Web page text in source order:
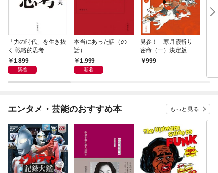
「力の時代」を生き抜
く 戦略的思考
1,899
新着
本当にあった話（の
話）
1,999
新着
見参！ 寒月霞斬り
密命（一）決定版
999
耳
エンタメ・芸能のおすすめ本 もっと見る